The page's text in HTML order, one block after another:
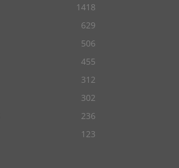
1418
629
506
455
312
302
236
123